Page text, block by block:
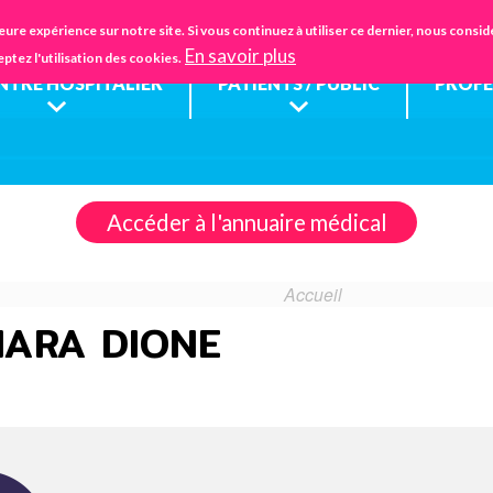
expérience sur notre site. Si vous continuez à utiliser ce dernier, nous
l'utilisation des cookies. En savoir plus
au
principal
IFSANTÉ CHARTRES EHPAD
HOSPITALIER PATIENTS / PUBLIC
Accéder à l'annuaire médical
Accueil
DIONE